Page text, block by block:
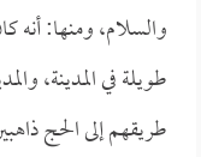
والسلام، ومنها: أنه
طويلة في المدينة،
طريقهم إلى الحج